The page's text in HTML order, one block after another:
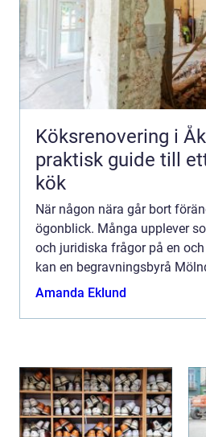
Köksrenovering i
praktisk guide till
kök
När någon nära går bort
ögonblick. Många upplever
och juridiska frågor på en
kan en begravningsbyrå
En erfaren begravningsbyrå
Amanda Eklund